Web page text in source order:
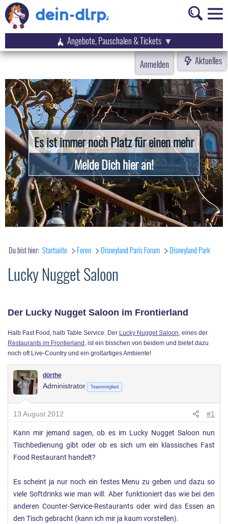
Angebote, Pauschalen & Tickets
Anmelden
Aktuelles
Es ist immer noch Platz für einen mehr
Melde Dich hier an!
Du bist hier: Startseite Foren Disneyland Paris Forum Disneyland Park
Lucky Nugget Saloon
Der Lucky Nugget Saloon im Frontierland
Halb Fast Food, halb Table Service. Der Lucky Nugget Saloon, eines der
Restaurants im Frontierland , ist ein bisschen von beidem und bietet dazu
noch oft Live-Country und ein großartiges Ambiente!
dörthe
Administrator Teammitglied
13 August 2012 #1
Kann mir jemand sagen, ob es im Lucky Nugget Saloon nun
Tischbedienung gibt oder ob es sich um ein klassisches Fast
Food Restaurant handelt?
Es scheint ja nur noch ein festes Menu zu geben und dazu so
viele Softdrinks wie man will. Aber funktioniert das wie bei den
anderen Counter-Service-Restaurants oder wird das Essen an
den Tisch gebracht (kann ich mir ja kaum vorstellen).